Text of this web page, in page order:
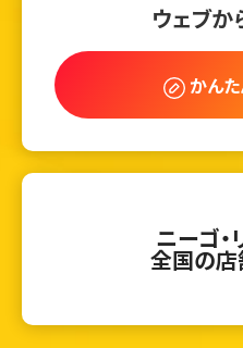
ウェブか
かんた
ニーゴ・
全国の店